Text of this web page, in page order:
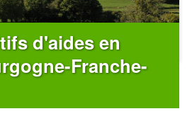
d'aides en
Franche-
1 avril 2026